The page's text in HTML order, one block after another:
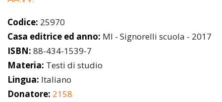
Codice: 25970
Casa editrice ed anno: MI - Signorelli scuola - 2017
ISBN: 88-434-1539-7
Materia: Testi di studio
Lingua: Italiano
Donatore: 2158